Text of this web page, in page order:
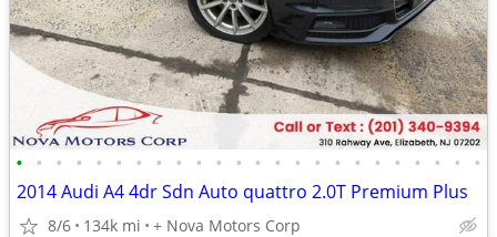
• • • • • • • • • • • • • • • • • • • • • • • •
2014 Audi A4 4dr Sdn Auto quattro 2.0T Premium Plus
8/6 134k mi + Nova Motors Corp